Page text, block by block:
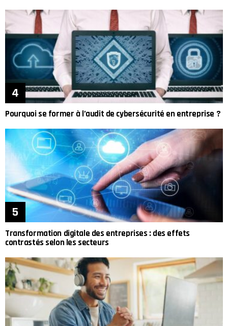
Pourquoi se former à l’audit de cybersécurité en entreprise ?
Transformation digitale des entreprises : des effets
contrastés selon les secteurs